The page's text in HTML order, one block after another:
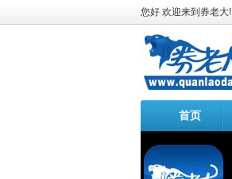
您好 欢迎来到券老大!
首页